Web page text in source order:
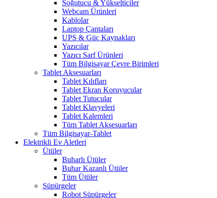
Soğutucu & Yükselticiler
Webcam Ürünleri
Kablolar
Laptop Çantaları
UPS & Güç Kaynakları
Yazıcılar
Yazıcı Sarf Ürünleri
Tüm Bilgisayar Çevre Birimleri
Tablet Aksesuarları
Tablet Kılıfları
Tablet Ekran Koruyucular
Tablet Tutucular
Tablet Klavyeleri
Tablet Kalemleri
Tüm Tablet Aksesuarları
Tüm Bilgisayar-Tablet
Elektrikli Ev Aletleri
Ütüler
Buharlı Ütüler
Buhar Kazanlı Ütüler
Tüm Ütüler
Süpürgeler
Robot Süpürgeler